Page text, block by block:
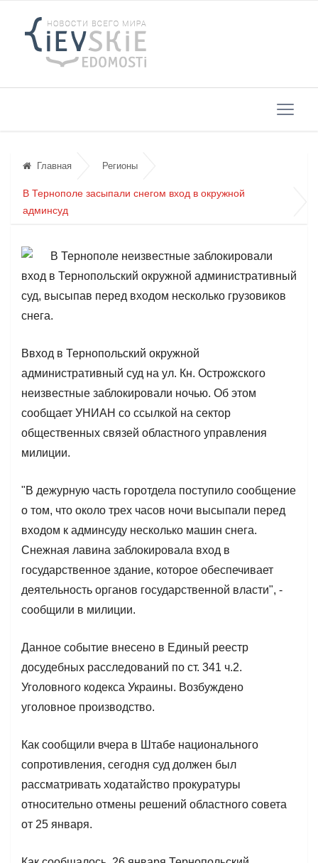
Главная Регионы
В Тернополе засыпали снегом вход в окружной
админсуд
В Тернополе неизвестные заблокировали
вход в Тернопольский окружной административный
суд, высыпав перед входом несколько грузовиков
снега.
Ввход в Тернопольский окружной
административный суд на ул. Кн. Острожского
неизвестные заблокировали ночью. Об этом
сообщает УНИАН со ссылкой на сектор
общественных связей областного управления
милиции.
"В дежурную часть горотдела поступило сообщение
о том, что около трех часов ночи высыпали перед
входом к админсуду несколько машин снега.
Снежная лавина заблокировала вход в
государственное здание, которое обеспечивает
деятельность органов государственной власти", -
сообщили в милиции.
Данное событие внесено в Единый реестр
досудебных расследований по ст. 341 ч.2.
Уголовного кодекса Украины. Возбуждено
уголовное производство.
Как сообщили вчера в Штабе национального
сопротивления, сегодня суд должен был
рассматривать ходатайство прокуратуры
относительно отмены решений областного совета
от 25 января.